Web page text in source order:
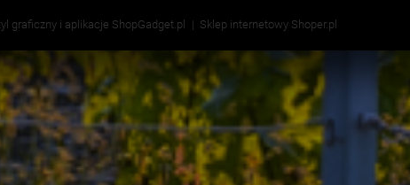
graficzny i aplikacje ShopGadget.pl Sklep internetowy Shoper.pl